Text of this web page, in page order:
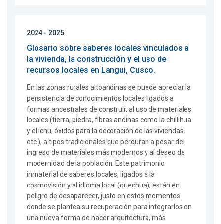
2024 - 2025
Glosario sobre saberes locales vinculados a
la vivienda, la construcción y el uso de
recursos locales en Langui, Cusco.
En las zonas rurales altoandinas se puede apreciar la
persistencia de conocimientos locales ligados a
formas ancestrales de construir, al uso de materiales
locales (tierra, piedra, fibras andinas como la chillihua
y el ichu, óxidos para la decoración de las viviendas,
etc.), a tipos tradicionales que perduran a pesar del
ingreso de materiales más modernos y al deseo de
modernidad de la población. Este patrimonio
inmaterial de saberes locales, ligados a la
cosmovisión y al idioma local (quechua), están en
peligro de desaparecer, justo en estos momentos
donde se plantea su recuperación para integrarlos en
una nueva forma de hacer arquitectura, más